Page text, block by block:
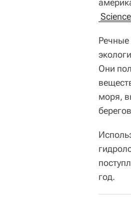
Science
Они
моря,
год.